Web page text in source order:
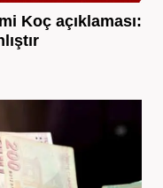
Koç açıklaması: